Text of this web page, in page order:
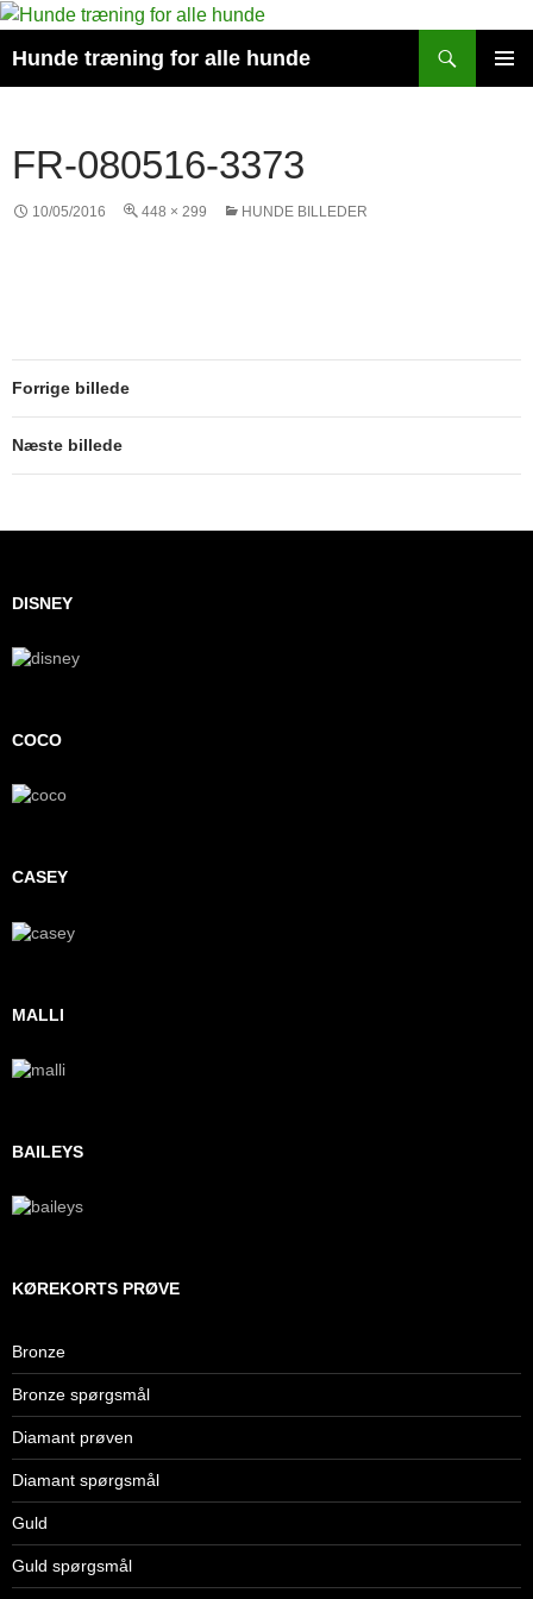
Hunde træning for alle hunde
FR-080516-3373
10/05/2016 448 × 299 HUNDE BILLEDER
Forrige billede
Næste billede
DISNEY
COCO
CASEY
MALLI
BAILEYS
KØREKORTS PRØVE
Bronze
Bronze spørgsmål
Diamant prøven
Diamant spørgsmål
Guld
Guld spørgsmål